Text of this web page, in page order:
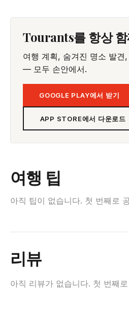
Tourants를 항상
여행 계획, 숨겨진 명소 발견
— 모두 손안에서.
GOOGLE PLAY에서 받기
APP STORE에서 다운로드
여행 팁
아직 팁이 없습니다. 첫 번째로
리뷰
아직 리뷰가 없습니다. 첫 번째